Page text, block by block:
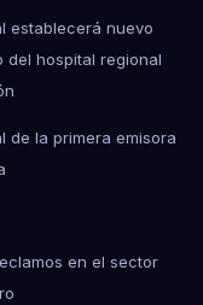
establecerá nuevo
del hospital regional
de la primera emisora
en el sector